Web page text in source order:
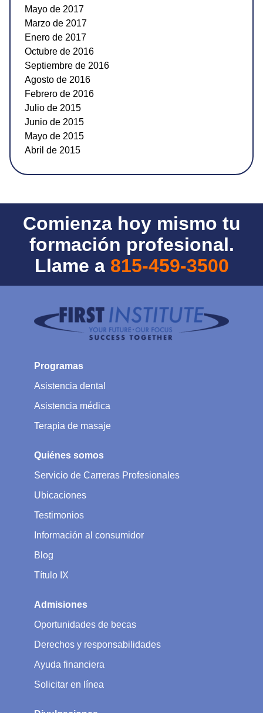
Mayo de 2017
Marzo de 2017
Enero de 2017
Octubre de 2016
Septiembre de 2016
Agosto de 2016
Febrero de 2016
Julio de 2015
Junio de 2015
Mayo de 2015
Abril de 2015
Comienza hoy mismo tu
formación profesional.
Llame a 815-459-3500
Programas
Asistencia dental
Asistencia médica
Terapia de masaje
Quiénes somos
Servicio de Carreras Profesionales
Ubicaciones
Testimonios
Información al consumidor
Blog
Título IX
Admisiones
Oportunidades de becas
Derechos y responsabilidades
Ayuda financiera
Solicitar en línea